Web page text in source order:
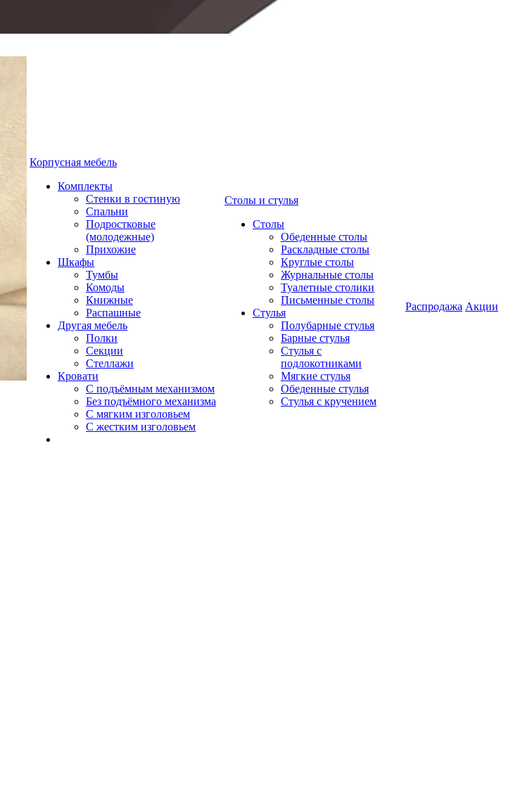
Корпусная мебель
Комплекты
Стенки в гостиную
Спальни
Подростковые
(молодежные)
Прихожие
Шкафы
Тумбы
Комоды
Книжные
Распашные
Другая мебель
Полки
Секции
Стеллажи
Кровати
С подъёмным механизмом
Без подъёмного механизма
С мягким изголовьем
С жестким изголовьем
Столы и стулья
Столы
Обеденные столы
Раскладные столы
Круглые столы
Журнальные столы
Туалетные столики
Письменные столы
Стулья
Полубарные стулья
Барные стулья
Стулья с
подлокотниками
Мягкие стулья
Обеденные стулья
Стулья с кручением
Распродажа Акции